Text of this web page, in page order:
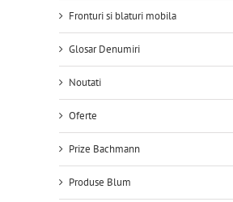
Fronturi si blaturi mobila
Glosar Denumiri
Noutati
Oferte
Prize Bachmann
Produse Blum